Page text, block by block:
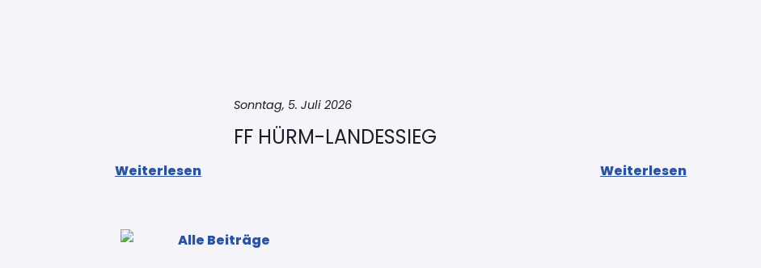
Weiterlesen
Sonntag, 5. Juli 2026
FF HÜRM-LANDESSIEG
Weiterlesen